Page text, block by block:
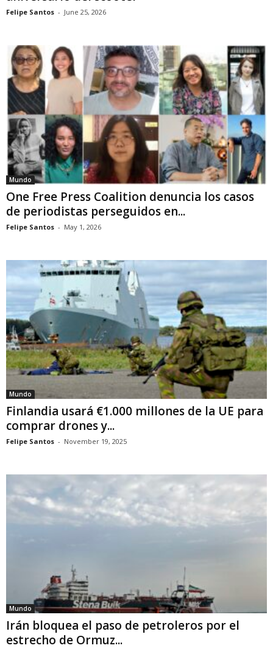
Felipe Santos - June 25, 2026
Mundo
One Free Press Coalition denuncia los casos
de periodistas perseguidos en...
Felipe Santos - May 1, 2026
Mundo
Finlandia usará €1.000 millones de la UE para
comprar drones y...
Felipe Santos - November 19, 2025
Mundo
Irán bloquea el paso de petroleros por el
estrecho de Ormuz...